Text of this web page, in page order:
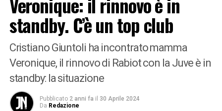
standby. C’è un top club
Cristiano Giuntoli ha incontrato mamma
Veronique, il rinnovo di Rabiot con la Juve è in
standby: la situazione
Pubblicato 2 anni fa il 30 Aprile 2024
Da Redazione